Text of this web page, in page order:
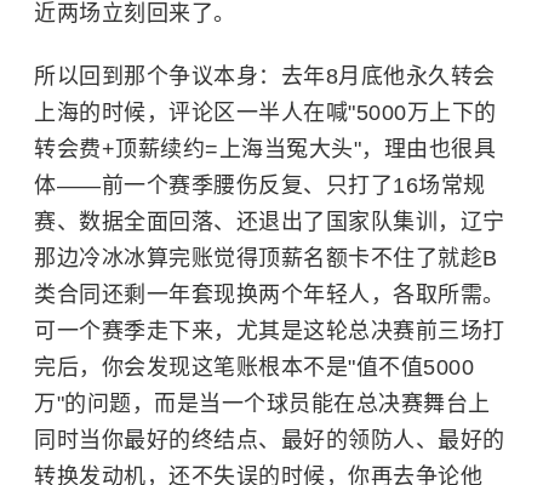
近两场立刻回来了。
所以回到那个争议本身：去年8月底他永久转会
上海的时候，评论区一半人在喊"5000万上下的
转会费+顶薪续约=上海当冤大头"，理由也很具
体——前一个赛季腰伤反复、只打了16场常规
赛、数据全面回落、还退出了国家队集训，辽宁
那边冷冰冰算完账觉得顶薪名额卡不住了就趁B
类合同还剩一年套现换两个年轻人，各取所需。
可一个赛季走下来，尤其是这轮总决赛前三场打
完后，你会发现这笔账根本不是"值不值5000
万"的问题，而是当一个球员能在总决赛舞台上
同时当你最好的终结点、最好的领防人、最好的
转换发动机，还不失误的时候，你再去争论他